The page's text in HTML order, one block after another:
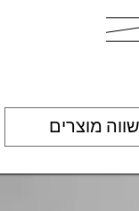
מוצרים